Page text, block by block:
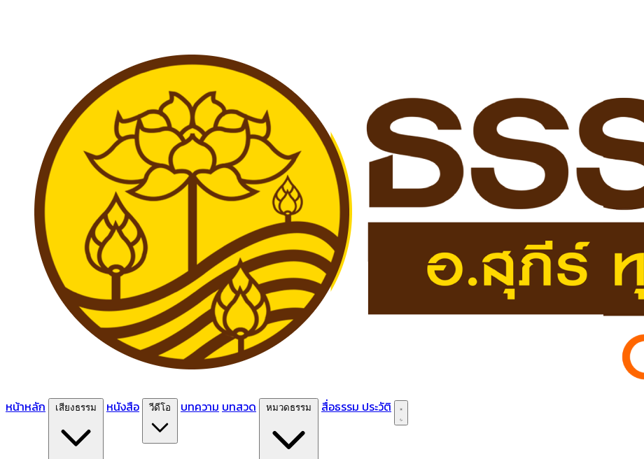
หน้าหลัก หนังสือ บทความ บทสวด สื่อธรรม ประวัติ